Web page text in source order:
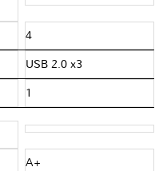
4
USB 2.0 x3
1
A+